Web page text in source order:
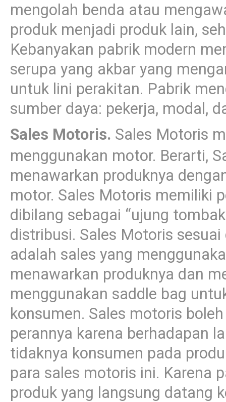
mengolah benda atau
produk menjadi produk lain,
Kebanyakan pabrik modern
serupa yang akbar yang
untuk lini perakitan. Pabrik
sumber daya: pekerja, modal,
Sales Motoris. Sales Motoris
menggunakan motor. Berarti,
menawarkan produknya
motor. Sales Motoris memiliki
dibilang sebagai “ujung
distribusi. Sales Motoris
adalah sales yang
menawarkan produknya dan
menggunakan saddle bag
konsumen. Sales motoris
perannya karena berhadapan
tidaknya konsumen pada
para sales motoris ini. Karena
produk yang langsung datang